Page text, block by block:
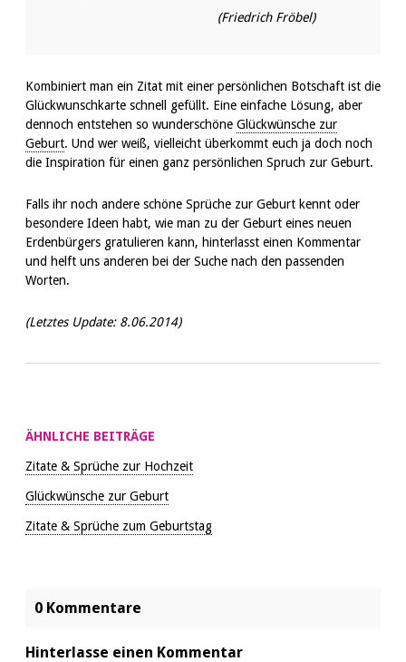
(Friedrich Fröbel)
Kombiniert man ein Zitat mit einer persönlichen Botschaft ist die
Glückwunschkarte schnell gefüllt. Eine einfache Lösung, aber
dennoch entstehen so wunderschöne Glückwünsche zur
Geburt. Und wer weiß, vielleicht überkommt euch ja doch noch
die Inspiration für einen ganz persönlichen Spruch zur Geburt.
Falls ihr noch andere schöne Sprüche zur Geburt kennt oder
besondere Ideen habt, wie man zu der Geburt eines neuen
Erdenbürgers gratulieren kann, hinterlasst einen Kommentar
und helft uns anderen bei der Suche nach den passenden
Worten.
(Letztes Update: 8.06.2014)
ÄHNLICHE BEITRÄGE
Zitate & Sprüche zur Hochzeit
Glückwünsche zur Geburt
Zitate & Sprüche zum Geburtstag
0 Kommentare
Hinterlasse einen Kommentar